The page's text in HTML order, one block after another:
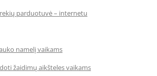
parduotuvė – internetu
namelį vaikams
žaidimų aikšteles vaikams